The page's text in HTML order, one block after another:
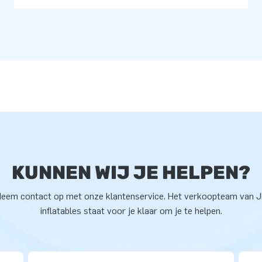
KUNNEN WIJ JE HELPEN?
contact op met onze klantenservice. Het verkoopteam van
inflatables staat voor je klaar om je te helpen.